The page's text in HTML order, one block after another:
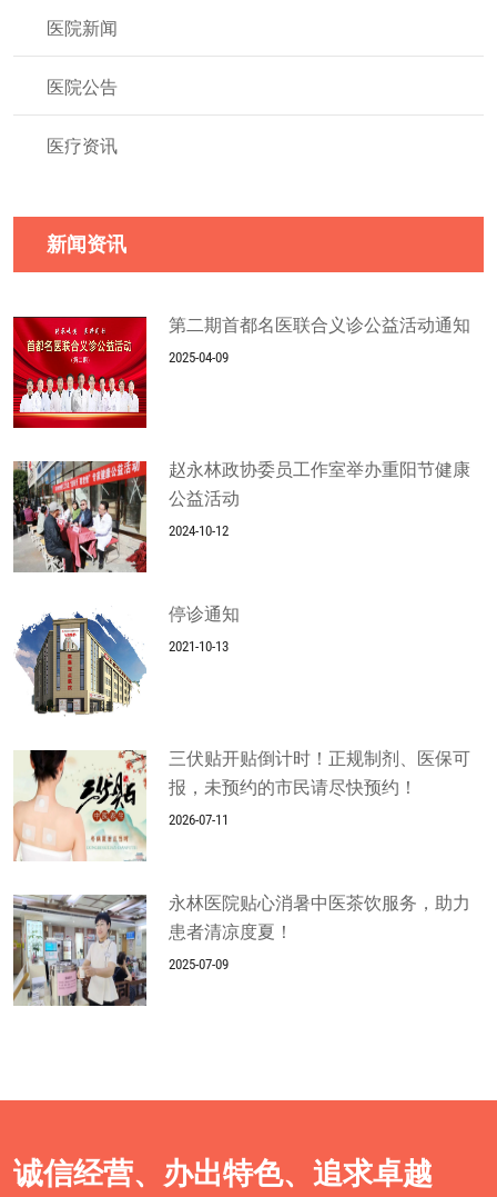
医院新闻
医院公告
医疗资讯
新闻资讯
第二期首都名医联合义诊公益活动通知
2025-04-09
赵永林政协委员工作室举办重阳节健康
公益活动
2024-10-12
停诊通知
2021-10-13
三伏贴开贴倒计时！正规制剂、医保可
报，未预约的市民请尽快预约！
2026-07-11
永林医院贴心消暑中医茶饮服务，助力
患者清凉度夏！
2025-07-09
诚信经营、办出特色、追求卓越